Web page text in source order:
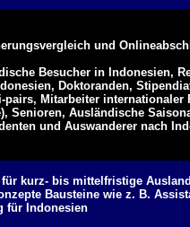
und
Besucher in Indonesien,
Doktoranden,
Mitarbeiter internationaler
Senioren, Ausländische
und Auswanderer nach
kurz- bis mittelfristige
Bausteine wie z. B.
für Indonesien